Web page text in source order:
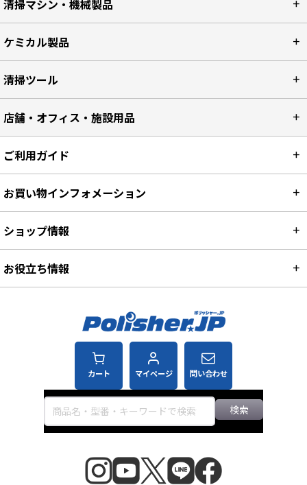
清掃マシン・機械製品
ケミカル製品
清掃ツール
店舗・オフィス・施設用品
カート マイページ 問い合わせ
検索
ご利用ガイド
お買い物インフォメーション
ショップ情報
お役立ち情報